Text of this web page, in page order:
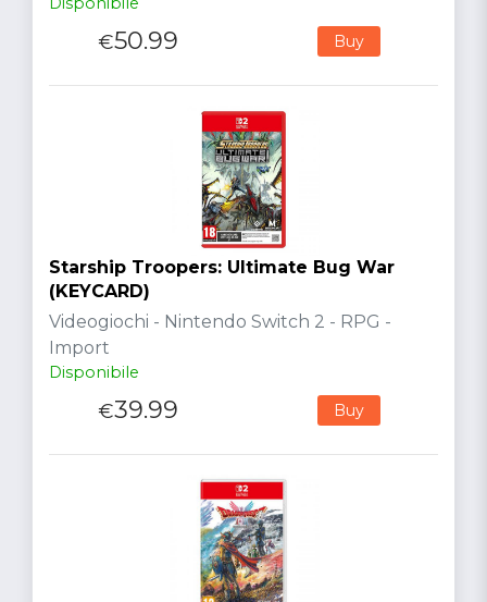
€50.99 Buy
Starship Troopers: Ultimate Bug War
(KEYCARD)
Videogiochi - Nintendo Switch 2 - RPG -
Import
Disponibile
€39.99 Buy